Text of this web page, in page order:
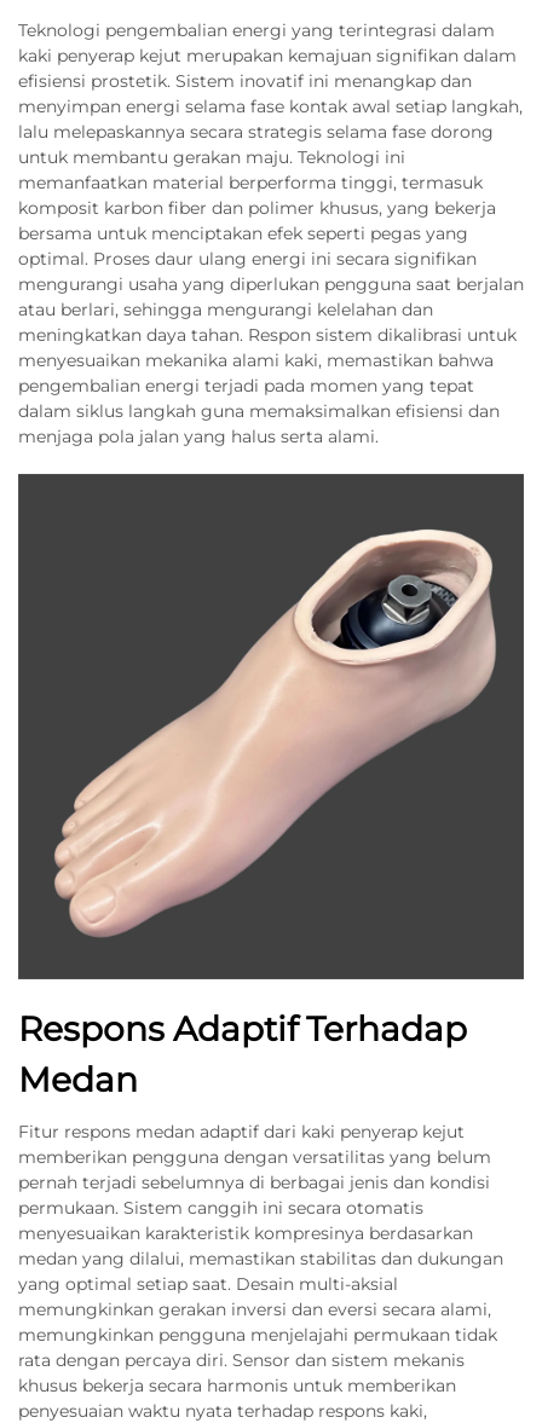
Teknologi pengembalian energi yang terintegrasi dalam
kaki penyerap kejut merupakan kemajuan signifikan dalam
efisiensi prostetik. Sistem inovatif ini menangkap dan
menyimpan energi selama fase kontak awal setiap langkah,
lalu melepaskannya secara strategis selama fase dorong
untuk membantu gerakan maju. Teknologi ini
memanfaatkan material berperforma tinggi, termasuk
komposit karbon fiber dan polimer khusus, yang bekerja
bersama untuk menciptakan efek seperti pegas yang
optimal. Proses daur ulang energi ini secara signifikan
mengurangi usaha yang diperlukan pengguna saat berjalan
atau berlari, sehingga mengurangi kelelahan dan
meningkatkan daya tahan. Respon sistem dikalibrasi untuk
menyesuaikan mekanika alami kaki, memastikan bahwa
pengembalian energi terjadi pada momen yang tepat
dalam siklus langkah guna memaksimalkan efisiensi dan
menjaga pola jalan yang halus serta alami.
Respons Adaptif Terhadap
Medan
Fitur respons medan adaptif dari kaki penyerap kejut
memberikan pengguna dengan versatilitas yang belum
pernah terjadi sebelumnya di berbagai jenis dan kondisi
permukaan. Sistem canggih ini secara otomatis
menyesuaikan karakteristik kompresinya berdasarkan
medan yang dilalui, memastikan stabilitas dan dukungan
yang optimal setiap saat. Desain multi-aksial
memungkinkan gerakan inversi dan eversi secara alami,
memungkinkan pengguna menjelajahi permukaan tidak
rata dengan percaya diri. Sensor dan sistem mekanis
khusus bekerja secara harmonis untuk memberikan
penyesuaian waktu nyata terhadap respons kaki,